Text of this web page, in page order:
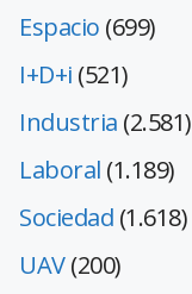
Espacio (699)
I+D+i (521)
Industria (2.581)
Laboral (1.189)
Sociedad (1.618)
UAV(200)